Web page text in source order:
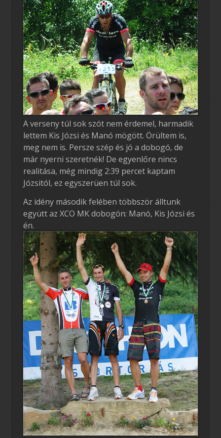
A verseny túl sok szót nem érdemel, harmadik
lettem Kis Józsi és Manó mögött. Örültem is,
meg nem is. Persze szép és jó a dobogó, de
már nyerni szeretnék! De egyenlőre nincs
realitása, még mindig 2:39 percet kaptam
Józsitól, ez egyszerüen túl sok.
Az idény második felében többször álltunk
együtt az XCO MK dobogón: Manó, Kis Józsi és
én.